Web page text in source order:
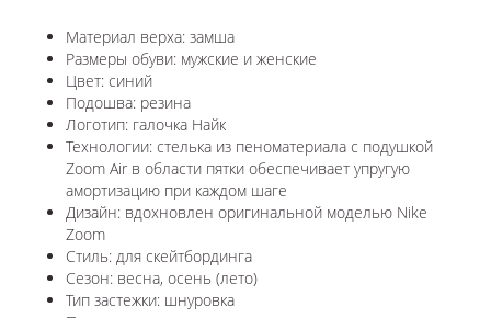
Материал верха: замша
Размеры обуви: мужские и женские
Цвет: синий
Подошва: резина
Логотип: галочка Найк
Технологии: стелька из пеноматериала с подушкой
Zoom Air в области пятки обеспечивает упругую
амортизацию при каждом шаге
Дизайн: вдохновлен оригинальной моделью Nike
Zoom
Стиль: для скейтбординга
Сезон: весна, осень (лето)
Тип застежки: шнуровка